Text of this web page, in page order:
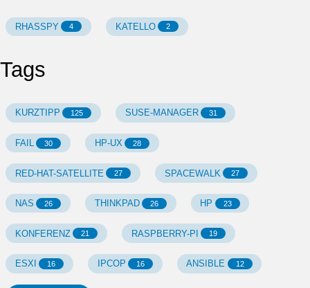
RHASSPY 4 KATELLO 2
Tags
KURZTIPP 125 SUSE-MANAGER 31
FAIL 30 HP-UX 28
RED-HAT-SATELLITE 27 SPACEWALK 27
NAS 26 THINKPAD 26 HP 23
KONFERENZ 21 RASPBERRY-PI 19
ESXI 16 IPCOP 16 ANSIBLE 12